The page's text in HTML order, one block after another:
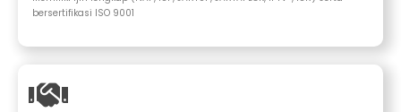
bersertifikasi ISO 9001